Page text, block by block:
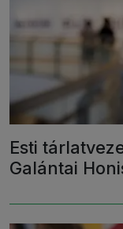
Esti
Galántai